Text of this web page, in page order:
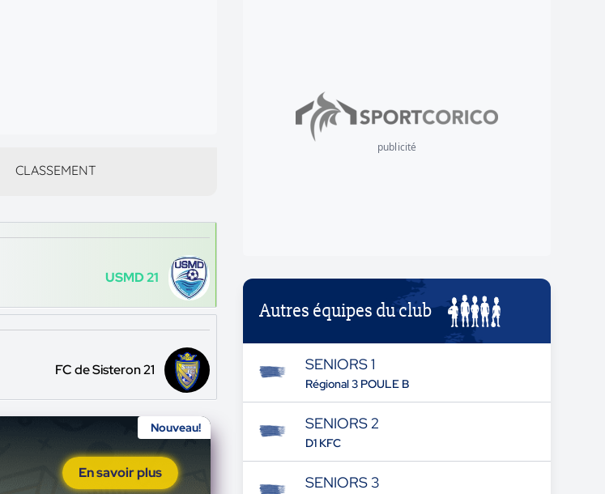
CLASSEMENT
USMD 21
FC de Sisteron 21
Nouveau!
En savoir plus
publicité
Autres équipes du club
SENIORS 1
Régional 3 POULE B
SENIORS 2
D1 KFC
SENIORS 3